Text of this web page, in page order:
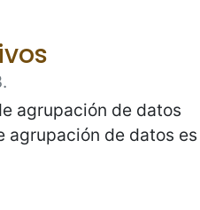
agrupación de datos
agrupación de datos es